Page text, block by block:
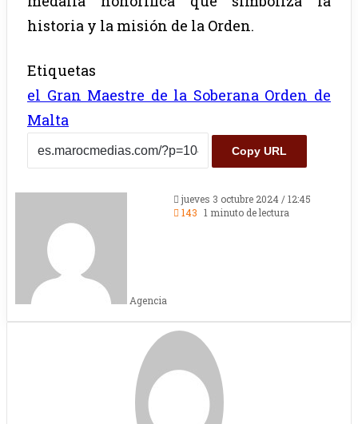
historia y la misión de la Orden.
Etiquetas
el Gran Maestre de la Soberana Orden de
Malta
Copy URL
Agencia
jueves 3 octubre 2024 / 12:45
143 1 minuto de lectura